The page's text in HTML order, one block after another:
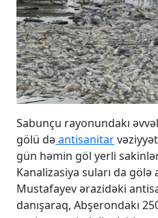
Sabunçu rayonundakı
gölü dəantisanitar
gün həmin göl yerli
Kanalizasiya suları da gölə
Mustafayev ərazidəki
danışaraq, Abşerondakı